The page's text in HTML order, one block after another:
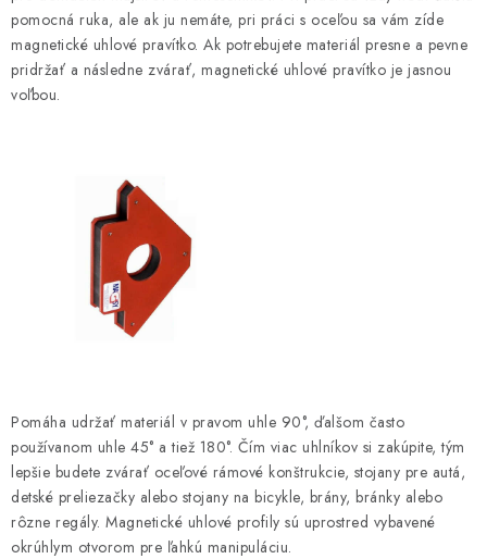
á
d
a
c
i
s
u
pomocná ruka, ale ak ju nemáte, pri práci s oceľou sa vám zíde
magnetické uhlové pravítko. Ak potrebujete materiál presne a pevne
pridržať a následne zvárať, magnetické uhlové pravítko je jasnou
voľbou.
Pomáha udržať materiál v pravom uhle 90°, ďalšom často
používanom uhle 45° a tiež 180°. Čím viac uhlníkov si zakúpite, tým
lepšie budete zvárať oceľové rámové konštrukcie, stojany pre autá,
detské preliezačky alebo stojany na bicykle, brány, bránky alebo
rôzne regály. Magnetické uhlové profily sú uprostred vybavené
okrúhlym otvorom pre ľahkú manipuláciu.